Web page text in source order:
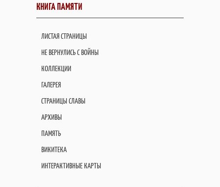
КНИГА ПАМЯТИ
ЛИСТАЯ СТРАНИЦЫ
НЕ ВЕРНУЛИСЬ С ВОЙНЫ
КОЛЛЕКЦИИ
ГАЛЕРЕЯ
СТРАНИЦЫ СЛАВЫ
АРХИВЫ
ПАМЯТЬ
ВИКИТЕКА
ИНТЕРАКТИВНЫЕ КАРТЫ